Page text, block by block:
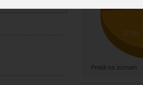
27.3%
Prejdi na zoznam